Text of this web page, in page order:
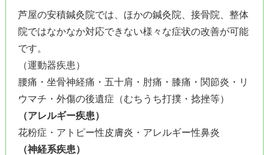
芦屋の安積鍼灸院では、ほかの鍼灸院、接骨院、整体
院ではなかなか対応できない様々な症状の改善が可能
です。
（運動器疾患）
腰痛・坐骨神経痛・五十肩・肘痛・膝痛・関節炎・リ
ウマチ・外傷の後遺症（むちうち打撲・捻挫等）
（アレルギー疾患）
花粉症・アトピー性皮膚炎・アレルギー性鼻炎
（神経系疾患）